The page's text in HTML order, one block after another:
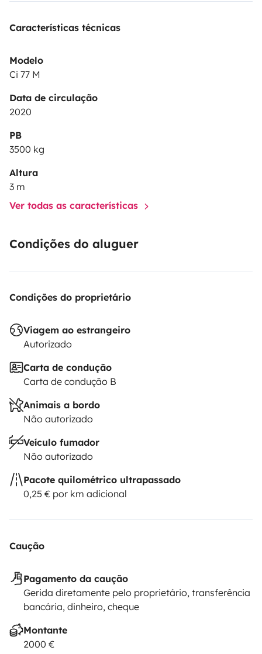
Características técnicas
Modelo
Ci 77 M
Data de circulação
2020
PB
3500 kg
Altura
3 m
Ver todas as características
Condições do aluguer
Condições do proprietário
Viagem ao estrangeiro
Autorizado
Carta de condução
Carta de condução B
Animais a bordo
Não autorizado
Veículo fumador
Não autorizado
Pacote quilométrico ultrapassado
0,25 € por km adicional
Caução
Pagamento da caução
Gerida diretamente pelo proprietário, transferência
bancária, dinheiro, cheque
Montante
2000 €